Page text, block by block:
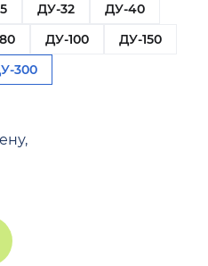
ДУ-32
ДУ-40
ДУ-100
ДУ-150
300